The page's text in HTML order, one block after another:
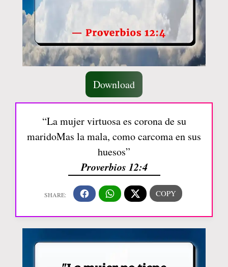
Download
“La mujer virtuosa es corona de su
maridoMas la mala, como carcoma en sus
huesos”
Proverbios 12:4